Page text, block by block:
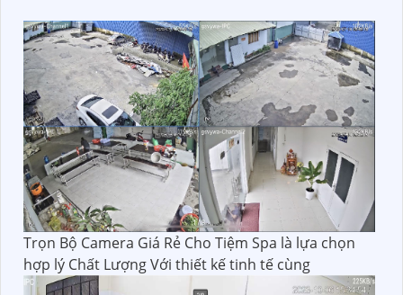
Trọn Bộ Camera Giá Rẻ Cho Tiệm Spa là lựa chọn
hợp lý Chất Lượng Với thiết kế tinh tế cùng